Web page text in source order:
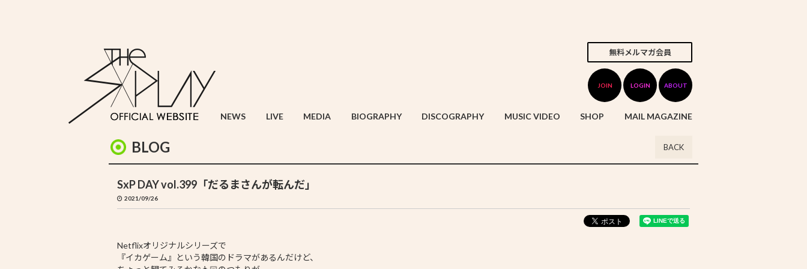
無料メルマガ会員
JOIN LOGIN ABOUT
NEWS LIVE MEDIA BIOGRAPHY DISCOGRAPHY MUSIC VIDEO SHOP MAIL MAGAZINE
BLOG BACK
SxP DAY vol.399「だるまさんが転んだ」
2021/09/26
Netflixオリジナルシリーズで
『イカゲーム』という韓国のドラマがあるんだけど、